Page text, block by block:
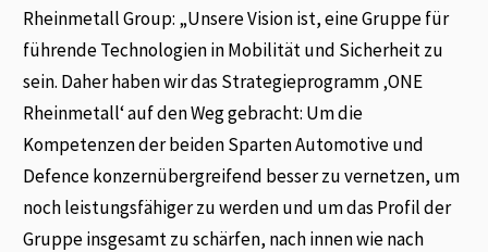
Rheinmetall Group: „Unsere Vision ist, eine Gruppe für
führende Technologien in Mobilität und Sicherheit zu
sein. Daher haben wir das Strategieprogramm ‚ONE
Rheinmetall‘ auf den Weg gebracht: Um die
Kompetenzen der beiden Sparten Automotive und
Defence konzernübergreifend besser zu vernetzen, um
noch leistungsfähiger zu werden und um das Profil der
Gruppe insgesamt zu schärfen, nach innen wie nach